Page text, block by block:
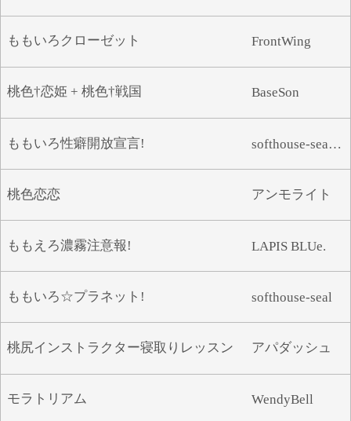
ももいろクローゼット FrontWing
桃色†恋姫 + 桃色†戦国 BaseSon
ももいろ性癖開放宣言! softhouse-seal GRANDEE
桃色恋恋 アンモライト
ももえろ濃霧注意報! LAPIS BLUe.
ももいろ☆プラネット! softhouse-seal
桃尻インストラクター寝取りレッスン アパダッシュ
モラトリアム WendyBell